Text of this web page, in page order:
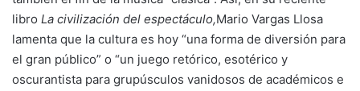
libro La civilización del espectáculo,Mario Vargas Llosa
lamenta que la cultura es hoy “una forma de diversión para
el gran público” o “un juego retórico, esotérico y
oscurantista para grupúsculos vanidosos de académicos e